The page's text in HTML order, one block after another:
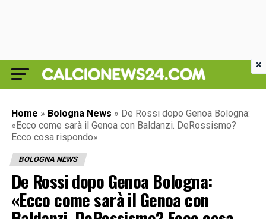
Home » Bologna News » De Rossi dopo Genoa Bologna:
«Ecco come sarà il Genoa con Baldanzi. DeRossismo?
Ecco cosa rispondo»
BOLOGNA NEWS
De Rossi dopo Genoa Bologna:
«Ecco come sarà il Genoa con
×